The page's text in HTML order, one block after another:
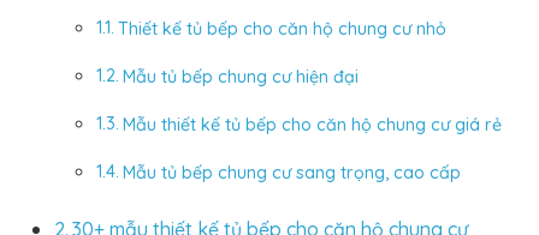
Thiết kế tủ bếp cho căn hộ chung cư nhỏ
Mẫu tủ bếp chung cư hiện đại
Mẫu thiết kế tủ bếp cho căn hộ chung cư giá rẻ
Mẫu tủ bếp chung cư sang trọng, cao cấp
30+ mẫu thiết kế tủ bếp cho căn hộ chung cư